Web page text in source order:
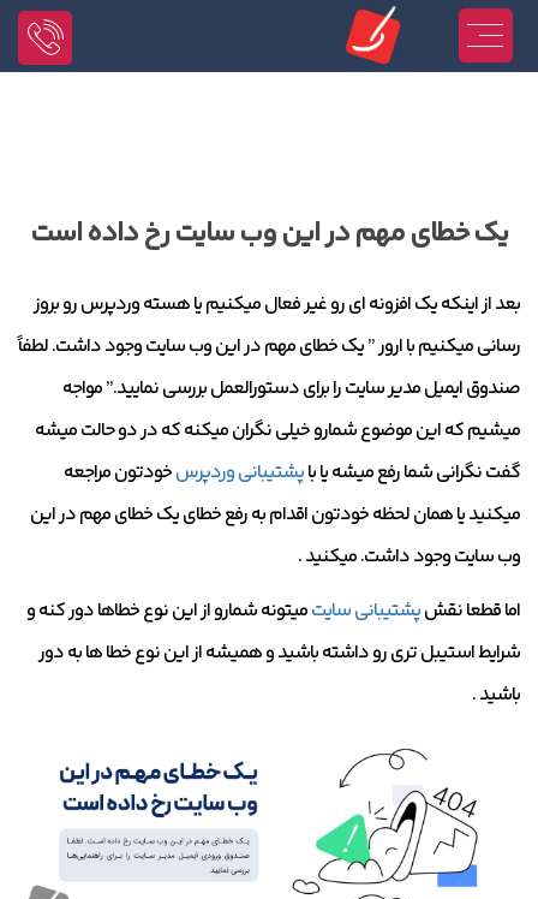
یک خطای مهم در این وب سایت رخ داده است
بعد از اینکه یک افزونه ای رو غیر فعال میکنیم یا هسته وردپرس رو بروز
رسانی میکنیم با ارور ” یک خطای مهم در این وب سایت وجود داشت. لطفاً
صندوق ایمیل مدیر سایت را برای دستورالعمل بررسی نمایید.” مواجه
میشیم که این موضوع شمارو خیلی نگران میکنه که در دو حالت میشه
گفت نگرانی شما رفع میشه یا باپشتیبانی وردپرسخودتون مراجعه
میکنید یا همان لحظه خودتون اقدام به رفع خطای یک خطای مهم در این
وب سایت وجود داشت. میکنید .
اما قطعا نقشپشتیبانی سایتمیتونه شمارو از این نوع خطاها دور کنه و
شرایط استیبل تری رو داشته باشید و همیشه از این نوع خطا ها به دور
باشید .